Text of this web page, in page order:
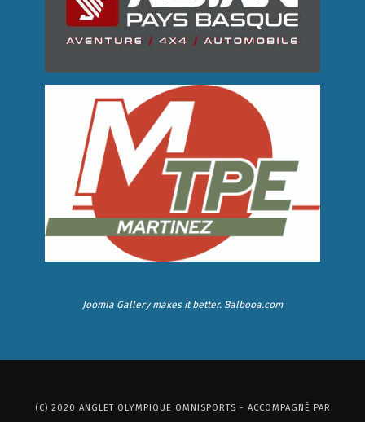
Joomla Gallerymakes it better. Balbooa.com
(C) 2020 ANGLET OLYMPIQUE OMNISPORTS - ACCOMPAGNÉ PAR